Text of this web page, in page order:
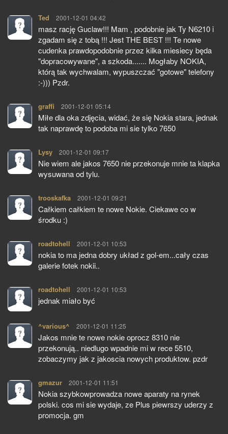
Ted pisze:
2001-12-01 04:42
masz rację Guclaw!!! Mam , podobnie jak Ty N6210 i
zgadam się z tobą !!! Jest THE BEST !!! Te nowe
cudenka prawdopodobnie przez kilka miesiecy będa
"dopracowywane", a szkoda....... Mogłaby NOKIA,
którą tak wychwalam, wypuszczać "gotowe" telefony
:-))) Pzdr.
graffi pisze:
2001-12-01 05:14
Miłe dla oka zdjęcia, widać, że się Nokia stara, jednak
tak naprawdę to podoba mi sie tylko 7650
Lysy pisze:
2001-12-01 09:17
Nie wiem ale jakos 7650 nie przekonuje mnie ta klapka
wysuwana od tylu.
trooskafka pisze:
2001-12-01 09:21
Całkiem całkiem te nowe Nokie. Ciekawe co w
środku :)
roadtohell pisze:
2001-12-01 10:53
nokia to ma jedna dobry układ z gol-em...cały czas
galerie fotek nokii..
roadtohell pisze:
2001-12-01 10:53
jednak miało być
^various^ pisze:
2001-12-01 11:25
Jakos mnie te nowe nokie oprocz 8310 nie
przekonują.. niedlugo wpadnie mi w rece 5510,
zobaczymy jak z jakoscia nowych produktow. pzdr
gmazur pisze:
2001-12-01 11:51
Nokia szybkowprowadza nowe aparaty na rynek
polski. cos mi sie wydaje, ze Plus piewrszy uderzy z
promocja. gm